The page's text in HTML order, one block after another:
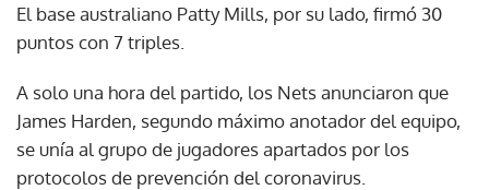
El base australiano Patty Mills, por su lado, firmó 30
puntos con 7 triples.
A solo una hora del partido, los Nets anunciaron que
James Harden, segundo máximo anotador del equipo,
se unía al grupo de jugadores apartados por los
protocolos de prevención del coronavirus.